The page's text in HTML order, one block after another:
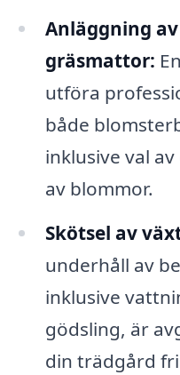
Anläggning
gräsmattor:
utföra
både
inklusive val
av blommor.
Skötsel av
underhåll av
inklusive
gödsling, är
din trädgård